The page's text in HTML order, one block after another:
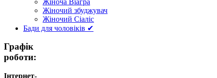
Жіночий збуджувач
Жіночий Сіаліс
Бади для чоловіків ✔
Графік
роботи:
Інтернет-